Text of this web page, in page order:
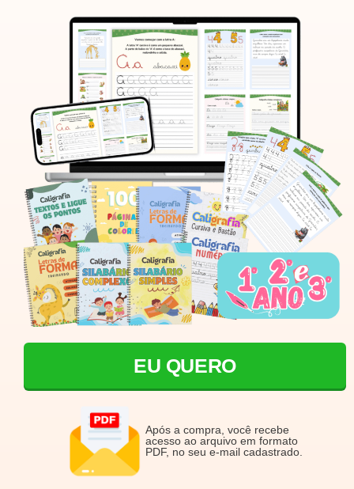
EU QUERO
Após a compra, você recebe
acesso ao arquivo em formato
PDF, no seu e-mail cadastrado.